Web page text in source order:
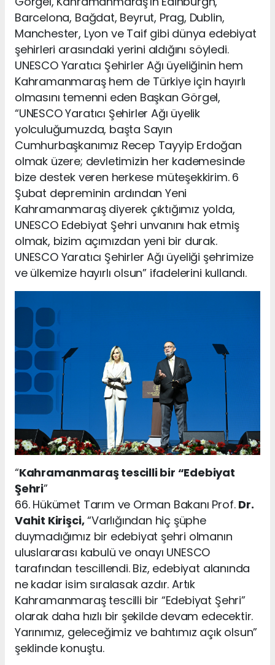
Barcelona, Bağdat, Beyrut, Prag, Dublin,
Manchester, Lyon ve Taif gibi dünya edebiyat
şehirleri arasındaki yerini aldığını söyledi.
UNESCO Yaratıcı Şehirler Ağı üyeliğinin hem
Kahramanmaraş hem de Türkiye için hayırlı
olmasını temenni eden Başkan Görgel,
“UNESCO Yaratıcı Şehirler Ağı üyelik
yolculuğumuzda, başta Sayın
Cumhurbaşkanımız Recep Tayyip Erdoğan
olmak üzere; devletimizin her kademesinde
bize destek veren herkese müteşekkirim. 6
Şubat depreminin ardından Yeni
Kahramanmaraş diyerek çıktığımız yolda,
UNESCO Edebiyat Şehri unvanını hak etmiş
olmak, bizim açımızdan yeni bir durak.
UNESCO Yaratıcı Şehirler Ağı üyeliği şehrimize
ve ülkemize hayırlı olsun” ifadelerini kullandı.
“Kahramanmaraş tescilli bir “Edebiyat
Şehri”
66. Hükümet Tarım ve Orman Bakanı Prof. Dr.
Vahit Kirişci,“Varlığından hiç şüphe
duymadığımız bir edebiyat şehri olmanın
uluslararası kabulü ve onayı UNESCO
tarafından tescillendi. Biz, edebiyat alanında
ne kadar isim sıralasak azdır. Artık
Kahramanmaraş tescilli bir “Edebiyat Şehri”
olarak daha hızlı bir şekilde devam edecektir.
Yarınımız, geleceğimiz ve bahtımız açık olsun”
şeklinde konuştu.